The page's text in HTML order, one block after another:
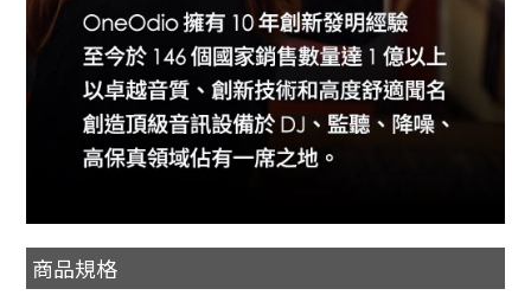
商品規格